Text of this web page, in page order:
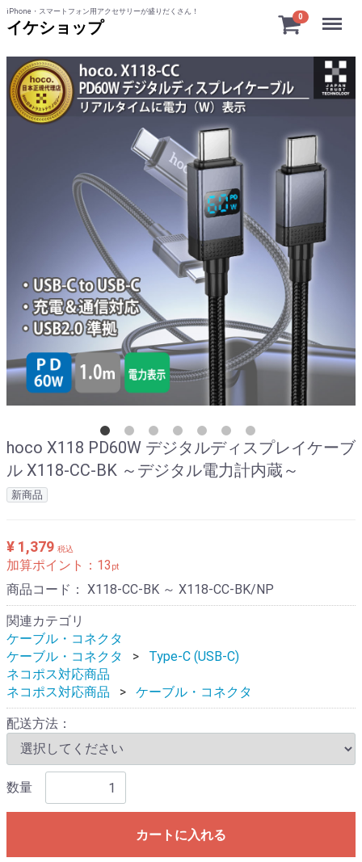
iPhone・スマートフォン用アクセサリーが盛りだくさん！
イケショップ
0 Menu
hoco X118 PD60W デジタルディスプレイケーブ
ル X118-CC-BK ～デジタル電力計内蔵～
新商品
¥ 1,379 税込
加算ポイント： 13 pt
商品コード： X118-CC-BK ～ X118-CC-BK/NP
関連カテゴリ
ケーブル・コネクタ
ケーブル・コネクタ
Type-C (USB-C)
ネコポス対応商品
ネコポス対応商品
ケーブル・コネクタ
配送方法：
数量
カートに入れる